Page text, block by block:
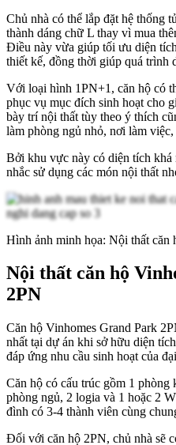
Chủ nhà có thể lắp đặt hệ thống
thành dáng chữ L thay vì mua
Điều này vừa giúp tối ưu diện
thiết kế, đồng thời giúp quá trình
Với loại hình 1PN+1, căn hộ có
phục vụ mục đích sinh hoạt cho
bày trí nội thất tùy theo ý thích
làm phòng ngủ nhỏ, nơi làm việc,
Bởi khu vực này có diện tích khá
nhắc sử dụng các món nội thất
Hình ảnh minh họa: Nội thất căn
Nội thất căn hộ
2PN
Căn hộ Vinhomes Grand Park
nhất tại dự án khi sở hữu diện
đáp ứng nhu cầu sinh hoạt của
Căn hộ có cấu trúc gồm 1 phòng
phòng ngủ, 2 logia và 1 hoặc 2
đình có 3-4 thành viên cùng
Đối với căn hộ 2PN, chủ nhà sẽ